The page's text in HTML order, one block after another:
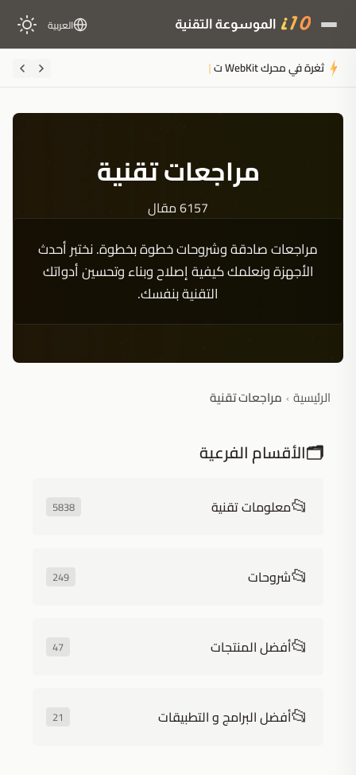
العربية
مراجعات تقنية
6157 مقال
مراجعات صادقة وشروحات خطوة بخطوة. نختبر أحدث
الأجهزة ونعلمك كيفية إصلاح وبناء وتحسين أدواتك
التقنية بنفسك.
الرئيسية › مراجعات تقنية
🗂️الأقسام الفرعية
📂معلومات تقنية 5838
📂شروحات 249
📂أفضل المنتجات 47
📂أفضل البرامج و التطبيقات 21